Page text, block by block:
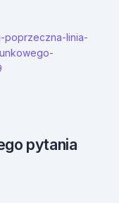
poprzeczna-linia-
pytania